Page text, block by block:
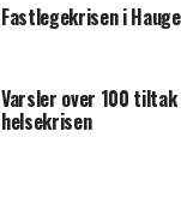
Fastlegekrisen i
Varsler over 100
helsekrisen